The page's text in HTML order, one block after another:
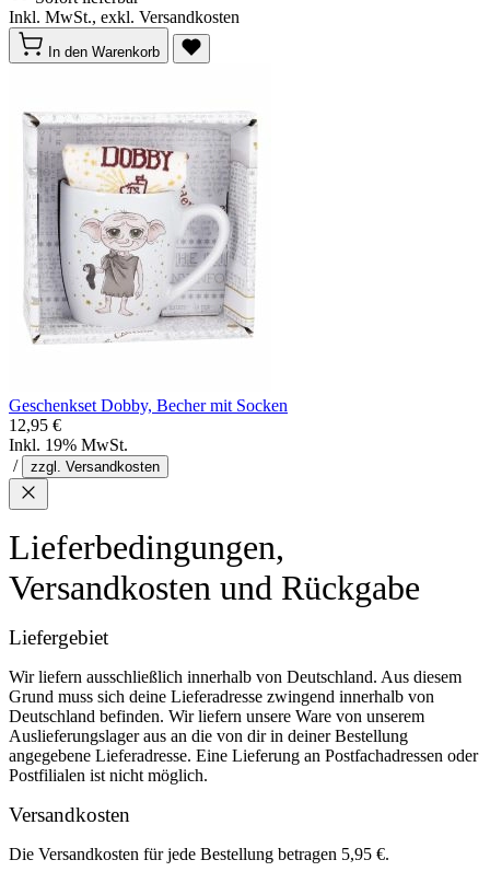
Inkl. MwSt., exkl. Versandkosten
In den Warenkorb
Geschenkset Dobby, Becher mit Socken
12,95 €
Inkl. 19% MwSt.
/
zzgl. Versandkosten
Lieferbedingungen,
Versandkosten und Rückgabe
Liefergebiet
Wir liefern ausschließlich innerhalb von Deutschland. Aus diesem
Grund muss sich deine Lieferadresse zwingend innerhalb von
Deutschland befinden. Wir liefern unsere Ware von unserem
Auslieferungslager aus an die von dir in deiner Bestellung
angegebene Lieferadresse. Eine Lieferung an Postfachadressen oder
Postfilialen ist nicht möglich.
Versandkosten
Die Versandkosten für jede Bestellung betragen 5,95 €.